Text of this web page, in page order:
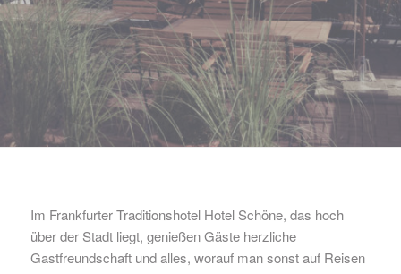
Im Frankfurter Traditionshotel Hotel Schöne, das hoch
über der Stadt liegt, genießen Gäste herzliche
Gastfreundschaft und alles, worauf man sonst auf Reisen